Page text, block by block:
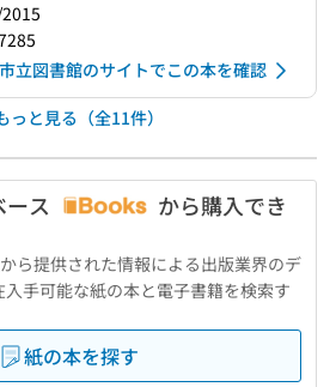
立図書館のサイトでこの本を確認
っと見る（全11件）
ス
から購入でき
ら提供された情報による出版業界のデ
手可能な紙の本と電子書籍を検索す
紙の本を探す